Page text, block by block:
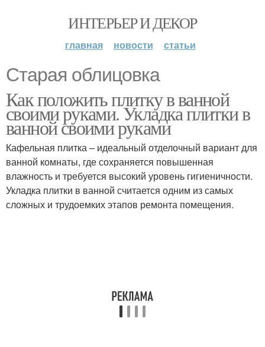
ИНТЕРЬЕР И ДЕКОР
главная новости статьи
Старая облицовка
Как положить плитку в ванной
своими руками. Укладка плитки в
ванной своими руками
Кафельная плитка – идеальный отделочный вариант для
ванной комнаты, где сохраняется повышенная
влажность и требуется высокий уровень гигиеничности.
Укладка плитки в ванной считается одним из самых
сложных и трудоемких этапов ремонта помещения.